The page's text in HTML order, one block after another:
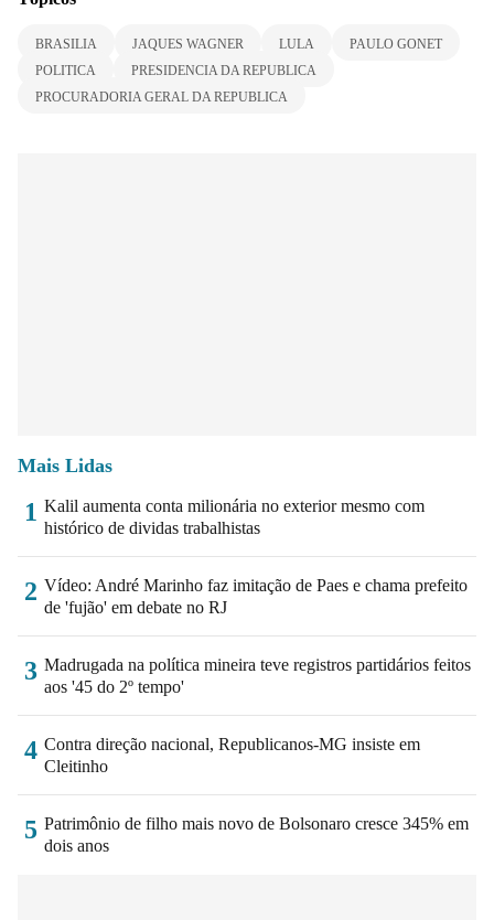
BRASILIA JAQUES WAGNER LULA
PAULO GONET
POLITICA
PRESIDENCIA DA REPUBLICA
PROCURADORIA GERAL DA REPUBLICA
Mais Lidas
1 Kalil aumenta conta milionária no exterior mesmo com
histórico de dividas trabalhistas
2 Vídeo: André Marinho faz imitação de Paes e chama prefeito
de 'fujão' em debate no RJ
3 Madrugada na política mineira teve registros partidários feitos
aos '45 do 2º tempo'
4 Contra direção nacional, Republicanos-MG insiste em
Cleitinho
5 Patrimônio de filho mais novo de Bolsonaro cresce 345% em
dois anos